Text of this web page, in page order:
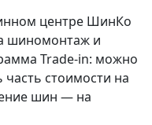
центре ШинКо
шиномонтаж и
Trade-in: можно
стоимости на
шин — на